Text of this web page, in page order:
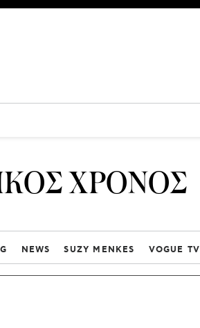
ΧΡΟΝΟΣ
NEWS SUZY MENKES VOGUE TV